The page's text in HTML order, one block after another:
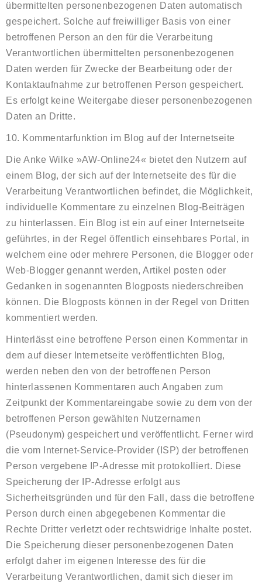
übermittelten personenbezogenen Daten automatisch
gespeichert. Solche auf freiwilliger Basis von einer
betroffenen Person an den für die Verarbeitung
Verantwortlichen übermittelten personenbezogenen
Daten werden für Zwecke der Bearbeitung oder der
Kontaktaufnahme zur betroffenen Person gespeichert.
Es erfolgt keine Weitergabe dieser personenbezogenen
Daten an Dritte.
10. Kommentarfunktion im Blog auf der Internetseite
Die Anke Wilke »AW-Online24« bietet den Nutzern auf
einem Blog, der sich auf der Internetseite des für die
Verarbeitung Verantwortlichen befindet, die Möglichkeit,
individuelle Kommentare zu einzelnen Blog-Beiträgen
zu hinterlassen. Ein Blog ist ein auf einer Internetseite
geführtes, in der Regel öffentlich einsehbares Portal, in
welchem eine oder mehrere Personen, die Blogger oder
Web-Blogger genannt werden, Artikel posten oder
Gedanken in sogenannten Blogposts niederschreiben
können. Die Blogposts können in der Regel von Dritten
kommentiert werden.
Hinterlässt eine betroffene Person einen Kommentar in
dem auf dieser Internetseite veröffentlichten Blog,
werden neben den von der betroffenen Person
hinterlassenen Kommentaren auch Angaben zum
Zeitpunkt der Kommentareingabe sowie zu dem von der
betroffenen Person gewählten Nutzernamen
(Pseudonym) gespeichert und veröffentlicht. Ferner wird
die vom Internet-Service-Provider (ISP) der betroffenen
Person vergebene IP-Adresse mit protokolliert. Diese
Speicherung der IP-Adresse erfolgt aus
Sicherheitsgründen und für den Fall, dass die betroffene
Person durch einen abgegebenen Kommentar die
Rechte Dritter verletzt oder rechtswidrige Inhalte postet.
Die Speicherung dieser personenbezogenen Daten
erfolgt daher im eigenen Interesse des für die
Verarbeitung Verantwortlichen, damit sich dieser im